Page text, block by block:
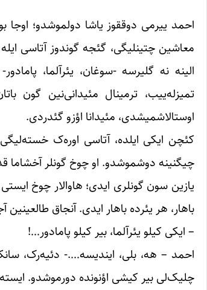
احمد ییرمی دوققوز یاشا دولموشدو؛ اوجا
معاشین چتینلیگی، گئجه گوندوز آتاسی
الینه نه گلیرسه -سوغان، یئرآلما،
تمیزله‌ییب، ترمینال مئیدانی‌نین گون
اوستالاشمیشدی، مئیدانا اؤزو گئدردی.
کئچن ایکی ایلده، آتاسی اوره‌ک خسته‌لیگی
چیگنینه دوشموشدو. او چوخ گونلر آخشاما
یازین سون گونلری ایدی؛ هاوالار چوخ
باهار، هر یئرده باهار ایدی. آنجاق
– ایکی کیلو یئرآلما، بیر کیلو پامادور…!
‌احمد – هه، بلی، ایندیسه….- دئیه‌رک،
چلیک‌لی بیر کیشی اؤنونده دورموشدو.